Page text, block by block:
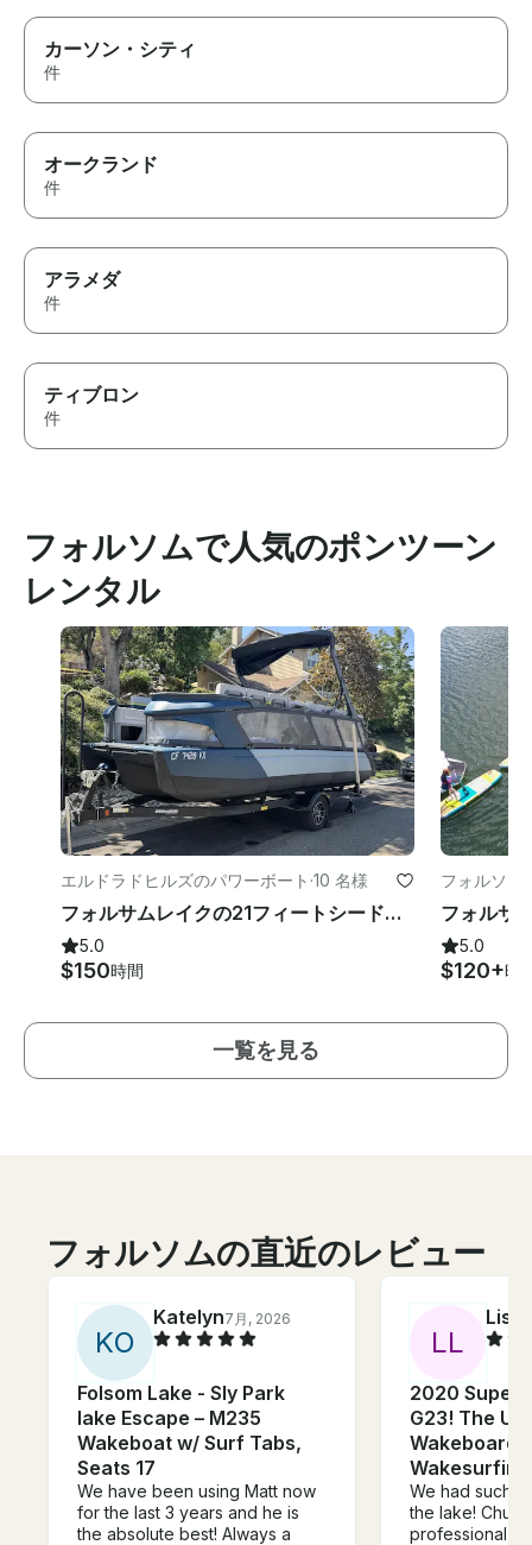
カーソン・シティ
件
オークランド
件
アラメダ
件
ティブロン
件
フォルソムで人気のポンツーン
レンタル
エルドラドヒルズのパワーボート ·10 名様
フォルサムレイクの21フィートシードゥースイッチリミテッド
5.0
$150時間
フォルソム
5.0
$120+時
一覧を見る
フォルソムの直近のレビュー
KO
Katelyn7月, 2026
Folsom Lake - Sly Park
lake Escape – M235
Wakeboat w/ Surf Tabs,
Seats 17
We have been using Matt now
for the last 3 years and he is
the absolute best! Always a
LL
Lisa
2020 Super
G23! The
We had such
the lake!
professional,